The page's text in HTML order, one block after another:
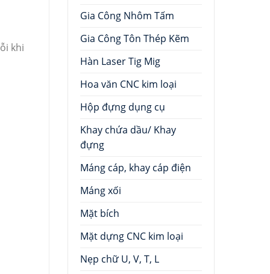
khi
Gia Công Nhôm Tấm
Gia Công Tôn Thép Kẽm
Hàn Laser Tig Mig
Hoa văn CNC kim loại
Hộp đựng dụng cụ
Khay chứa dầu/ Khay
đựng
Máng cáp, khay cáp điện
Máng xối
Mặt bích
Mặt dựng CNC kim loại
Nẹp chữ U, V, T, L